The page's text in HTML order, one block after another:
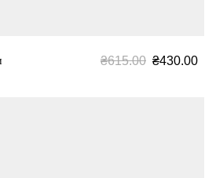
₴615.00 ₴430.00